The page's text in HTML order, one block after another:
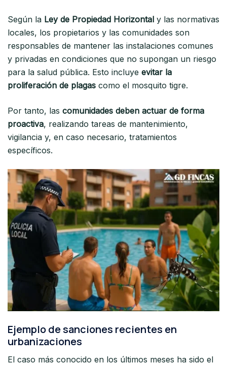
Según la Ley de Propiedad Horizontal y las normativas
locales, los propietarios y las comunidades son
responsables de mantener las instalaciones comunes
y privadas en condiciones que no supongan un riesgo
para la salud pública. Esto incluye evitar la
proliferación de plagas como el mosquito tigre.
Por tanto, las comunidades deben actuar de forma
proactiva, realizando tareas de mantenimiento,
vigilancia y, en caso necesario, tratamientos
específicos.
Ejemplo de sanciones recientes en
urbanizaciones
El caso más conocido en los últimos meses ha sido el